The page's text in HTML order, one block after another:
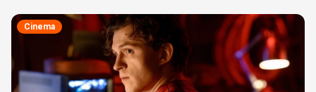
Cinema